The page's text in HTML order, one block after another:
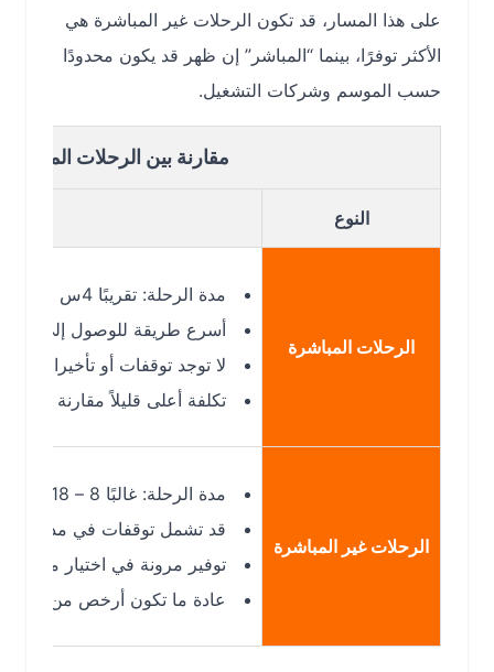
على هذا المسار، قد تكون الرحلات غير المباشرة هي
الأكثر توفرًا، بينما “المباشر” إن ظهر قد يكون محدودًا
حسب الموسم وشركات التشغيل.
مقارنة بين الرحلات المباشرة
الرحلات المباشرة
مدة الرحلة: تقريبًا 4س 15د – 4س 45د
أسرع طريقة للوصول إلى تبوك (TUU)
لا توجد توقفات أو تأخيرات إضافية
تكلفة أعلى قليلاً مقارنة بالرحلات
الرحلات غير المباشرة
مدة الرحلة: غالبًا 8 – 18 ساعة
قد تشمل توقفات في مدن ترانزيت
توفير مرونة في اختيار مواعيد
عادة ما تكون أرخص من الرحلات